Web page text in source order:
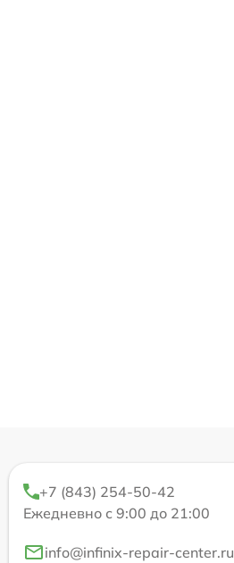
+7 (843) 254-50-42
Ежедневно с 9:00 до 21:00
info@infinix-repair-center.ru